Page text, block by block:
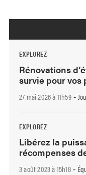
EXPLOREZ
Rénovations
survie pour vos
27 mai 2026 à 11h59-
EXPLOREZ
Libérez la
récompenses
3 août 2023 à 15h18-